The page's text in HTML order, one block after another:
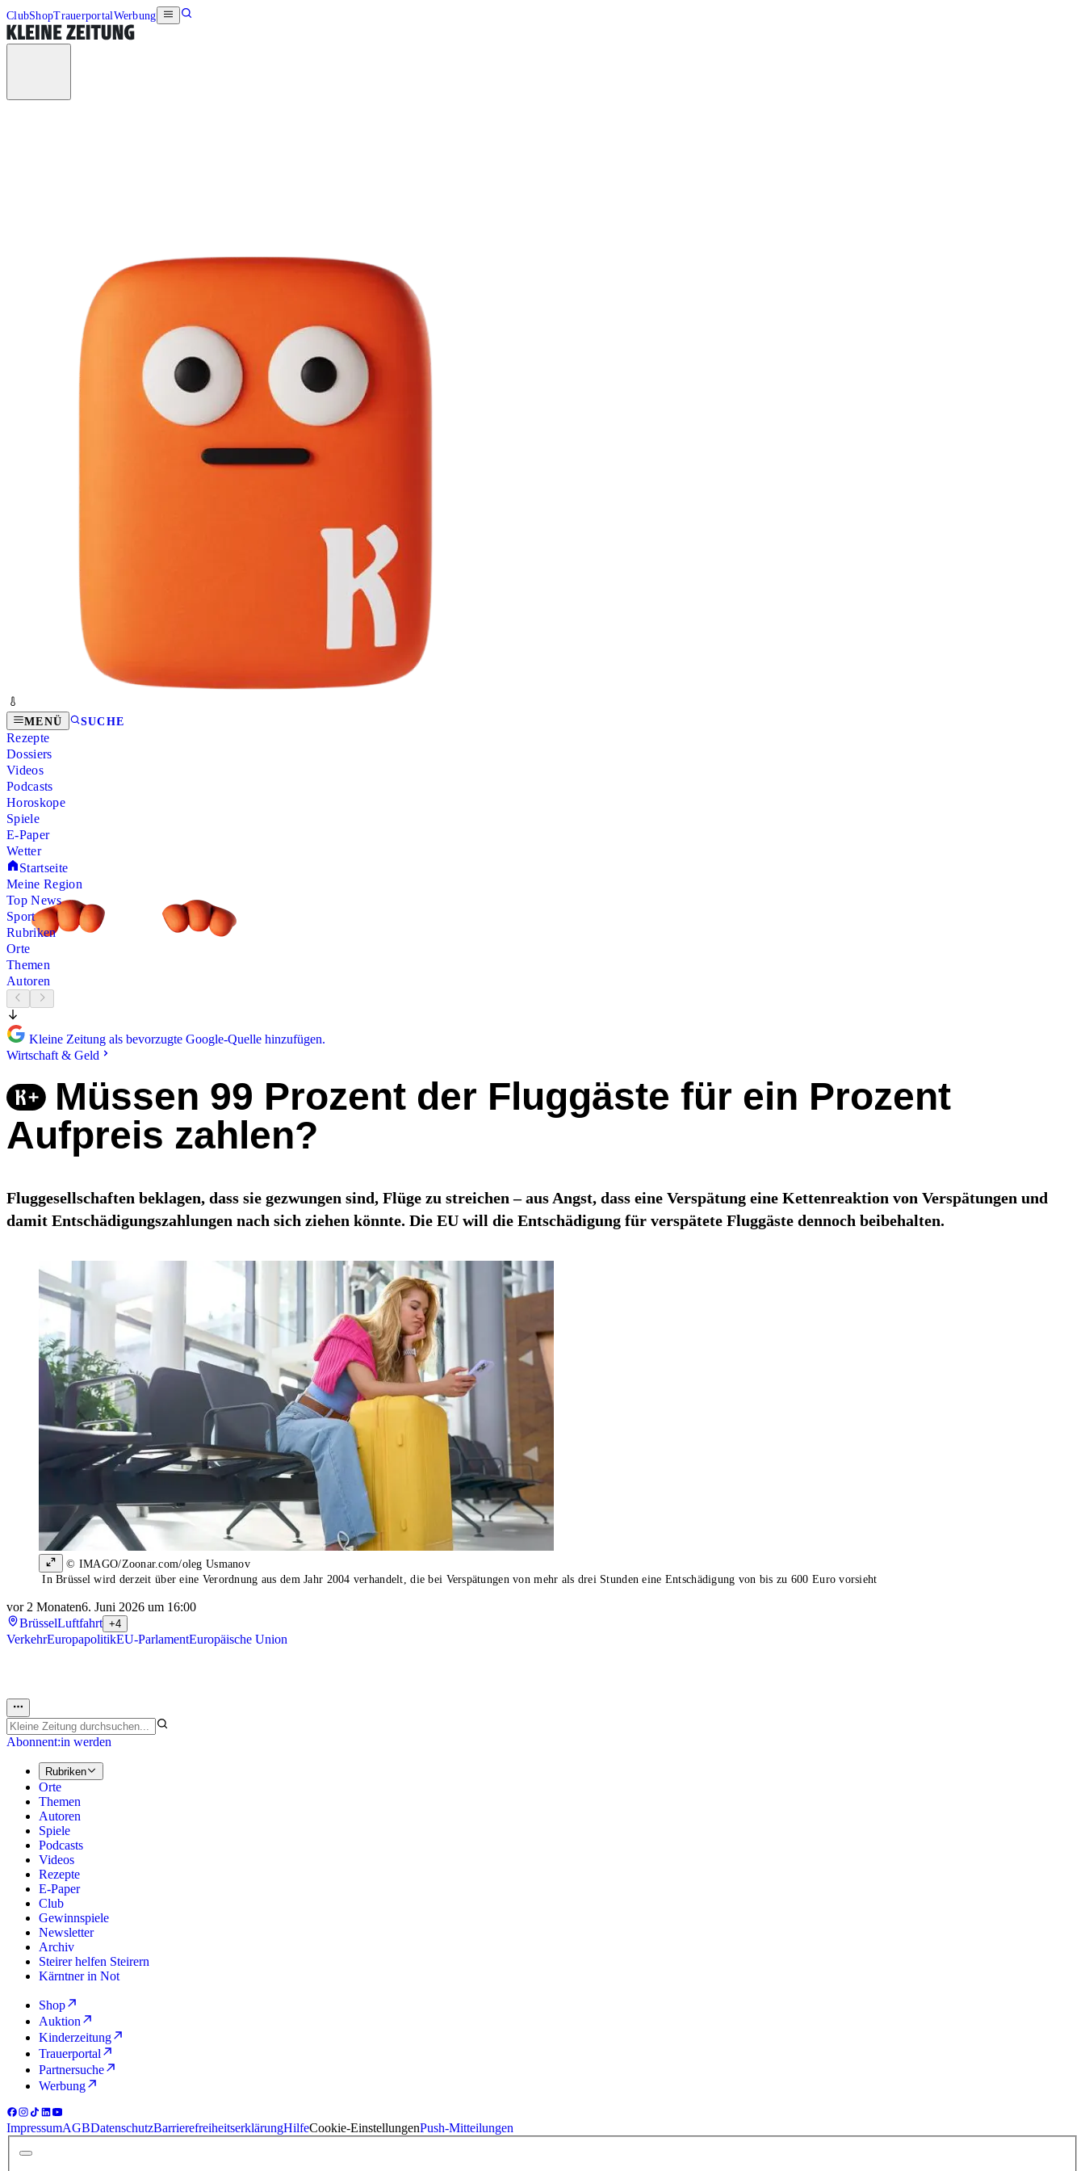
ClubShopTrauerportalWerbung
MENÜ SUCHE
Rezepte
Dossiers
Videos
Podcasts
Horoskope
Spiele
E-Paper
Wetter
Startseite
Meine Region
Top News
Sport
Rubriken
Orte
Themen
Autoren
Kleine Zeitung als bevorzugte Google-Quelle hinzufügen.
Wirtschaft & Geld
Müssen 99 Prozent der Fluggäste für ein Prozent
Aufpreis zahlen?
Fluggesellschaften beklagen, dass sie gezwungen sind, Flüge zu streichen – aus Angst, dass eine Verspätung eine Kettenreaktion von Verspätungen und
damit Entschädigungszahlungen nach sich ziehen könnte. Die EU will die Entschädigung für verspätete Fluggäste dennoch beibehalten.
© IMAGO/Zoonar.com/oleg Usmanov
In Brüssel wird derzeit über eine Verordnung aus dem Jahr 2004 verhandelt, die bei Verspätungen von mehr als drei Stunden eine Entschädigung von bis zu 600 Euro vorsieht
vor 2 Monaten6. Juni 2026 um 16:00
BrüsselLuftfahrt +4
VerkehrEuropapolitikEU-ParlamentEuropäische Union
Abonnent:in werden
Rubriken
Orte
Themen
Autoren
Spiele
Podcasts
Videos
Rezepte
E-Paper
Club
Gewinnspiele
Newsletter
Archiv
Steirer helfen Steirern
Kärntner in Not
Shop
Auktion
Kinderzeitung
Trauerportal
Partnersuche
Werbung
ImpressumAGBDatenschutzBarrierefreiheitserklärungHilfeCookie-EinstellungenPush-Mitteilungen